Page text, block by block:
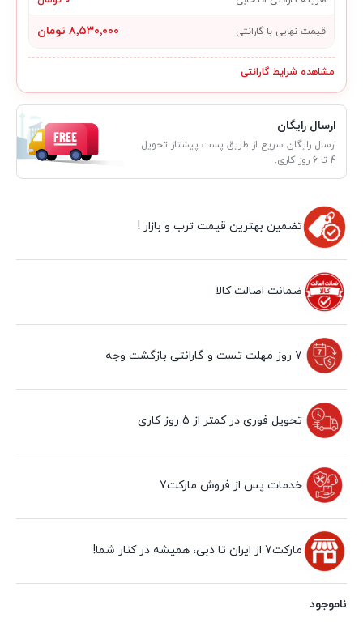
قیمت نهایی با گارانتی ۸٬۵۳۰٬۰۰۰ تومان
مشاهده شرایط گارانتی
ارسال رایگان
ارسال رایگان سریع از طریق پست پیشتاز تحویل
4 تا 6 روز کاری.
تضمین بهترین قیمت ترب و بازار !
ضمانت اصالت کالا
7 روز مهلت تست و گارانتی بازگشت وجه
تحویل فوری در کمتر از 5 روز کاری
خدمات پس از فروش مارکت7
مارکت7 از ایران تا دبی، همیشه در کنار شما!
ناموجود